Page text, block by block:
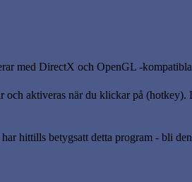
med DirectX och OpenGL -
och aktiveras när du klickar på
hittills betygsatt detta program - bli